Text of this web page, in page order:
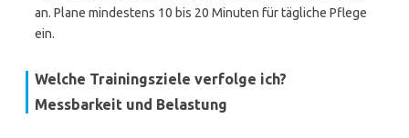
an. Plane mindestens 10 bis 20 Minuten für tägliche Pflege
ein.
Welche Trainingsziele verfolge ich?
Messbarkeit und Belastung